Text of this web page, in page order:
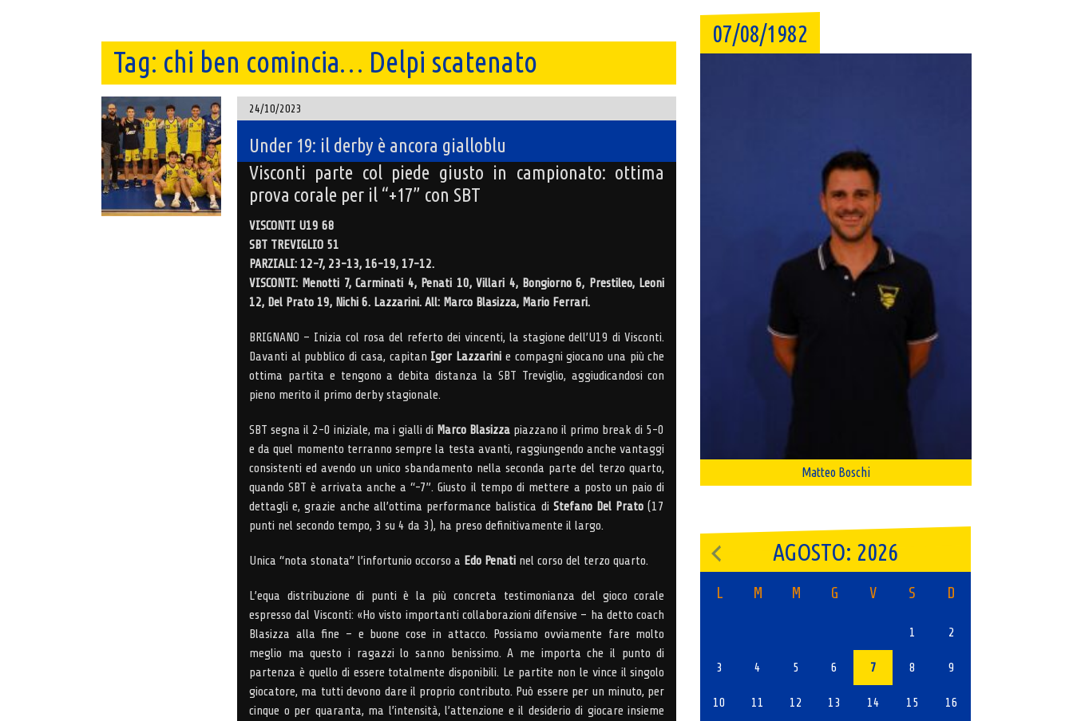
Tag: chi ben comincia… Delpi scatenato
24/10/2023
Under 19: il derby è ancora gialloblu
Visconti parte col piede giusto in campionato: ottima
prova corale per il “+17” con SBT
VISCONTI U19 68
SBT TREVIGLIO 51
PARZIALI: 12-7, 23-13, 16-19, 17-12.
VISCONTI: Menotti 7, Carminati 4, Penati 10, Villari 4, Bongiorno 6, Prestileo, Leoni
12, Del Prato 19, Nichi 6. Lazzarini. All: Marco Blasizza, Mario Ferrari.
BRIGNANO – Inizia col rosa del referto dei vincenti, la stagione dell’U19 di Visconti.
Davanti al pubblico di casa, capitan Igor Lazzarini e compagni giocano una più che
ottima partita e tengono a debita distanza la SBT Treviglio, aggiudicandosi con
pieno merito il primo derby stagionale.
SBT segna il 2-0 iniziale, ma i gialli di Marco Blasizza piazzano il primo break di 5-0
e da quel momento terranno sempre la testa avanti, raggiungendo anche vantaggi
consistenti ed avendo un unico sbandamento nella seconda parte del terzo quarto,
quando SBT è arrivata anche a “-7”. Giusto il tempo di mettere a posto un paio di
dettagli e, grazie anche all’ottima performance balistica di Stefano Del Prato (17
punti nel secondo tempo, 3 su 4 da 3), ha preso definitivamente il largo.
Unica “nota stonata” l’infortunio occorso a Edo Penati nel corso del terzo quarto.
L’equa distribuzione di punti è la più concreta testimonianza del gioco corale
espresso dal Visconti: «Ho visto importanti collaborazioni difensive – ha detto coach
Blasizza alla fine – e buone cose in attacco. Possiamo ovviamente fare molto
meglio ma questo i ragazzi lo sanno benissimo. A me importa che il punto di
partenza è quello di essere totalmente disponibili. Le partite non le vince il singolo
giocatore, ma tutti devono dare il proprio contributo. Può essere per un minuto, per
cinque o per quaranta, ma l’intensità, l’attenzione e il desiderio di giocare insieme
07/08/1982
Matteo Boschi
AGOSTO: 2026
L M M G V S D
1 2
3 4 5 6 7 8 9
10 11 12 13 14 15 16